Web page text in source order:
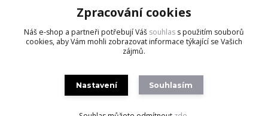
shop@brandscapital.cz
Zpracování cookies
Náš e-shop a partneři potřebují Váš souhlas s použitím souborů
cookies, aby Vám mohli zobrazovat informace týkající se Vašich
zájmů.
Nastavení Souhlasím